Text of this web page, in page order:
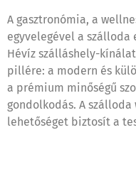
A gasztronómia, a
egyvelegével a
Hévíz szálláshely-
pillére: a modern és
a prémium minőségű
gondolkodás. A
lehetőséget biztosít a